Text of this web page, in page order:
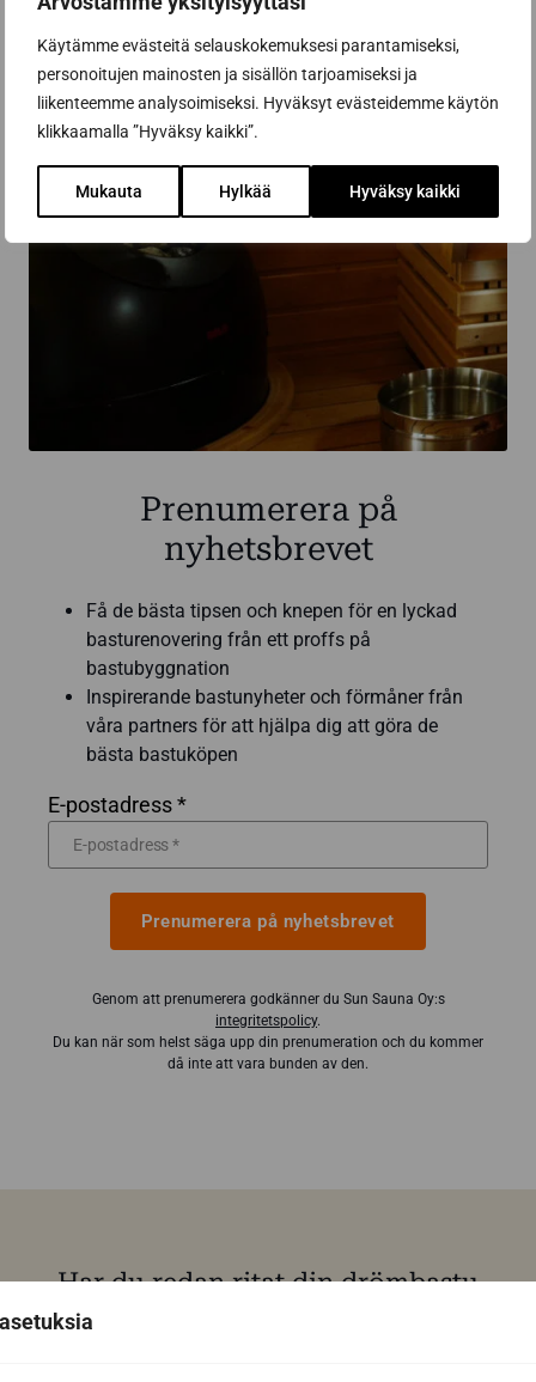
Käytämme evästeitä selauskokemuksesi parantamiseksi,
personoitujen mainosten ja sisällön tarjoamiseksi ja
liikenteemme analysoimiseksi. Hyväksyt evästeidemme käytön
klikkaamalla ”Hyväksy kaikki”.
Mukauta Hylkää Hyväksy kaikki
Prenumerera på
nyhetsbrevet
Få de bästa tipsen och knepen för en lyckad
basturenovering från ett proffs på
bastubyggnation
Inspirerande bastunyheter och förmåner från
våra partners för att hjälpa dig att göra de
bästa bastuköpen
E-postadress *
Prenumerera på nyhetsbrevet
Genom att prenumerera godkänner du Sun Sauna Oy:s
integritetspolicy.
Du kan när som helst säga upp din prenumeration och du kommer
då inte att vara bunden av den.
Har du redan ritat din drömbastu